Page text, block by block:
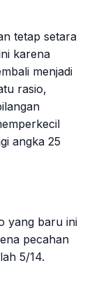
tetap setara
karena
menjadi
rasio,
angka 25
yang baru ini
pecahan
5/14.